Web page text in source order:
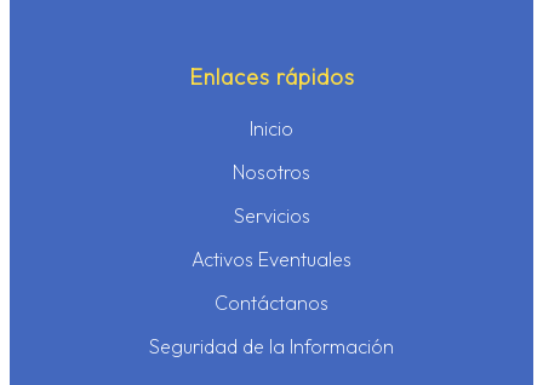
Enlaces rápidos
Inicio
Nosotros
Servicios
Activos Eventuales
Contáctanos
Seguridad de la Información